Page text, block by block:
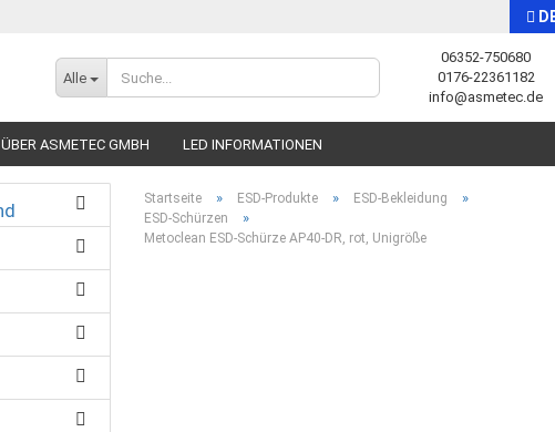
Sprache auswählen
Alle
06352-750680
0176-22361182
info@asmetec.de
ÜBER ASMETEC GMBH LED INFORMATIONEN
Startseite » ESD-Produkte » ESD-Bekleidung »
ESD-Schürzen »
Metoclean ESD-Schürze AP40-DR, rot, Unigröße